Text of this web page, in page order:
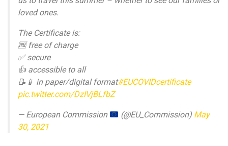
loved ones.
The Certificate is:
🆓 free of charge
✅ secure
👍 accessible to all
📝📱 in paper/digital format#EUCOVIDcertificate
pic.twitter.com/DzIVjBLfbZ
— European Commission (@EU_Commission) May
30, 2021